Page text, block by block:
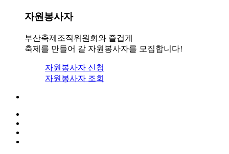
자원봉사자
부산축제조직위원회와 즐겁게
축제를 만들어 갈 자원봉사자를 모집합니다!
자원봉사자 신청
자원봉사자 조회